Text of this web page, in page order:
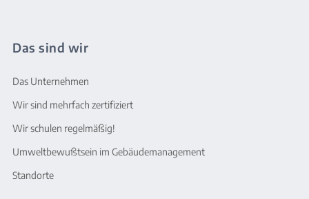
Das sind wir
Das Unternehmen
Wir sind mehrfach zertifiziert
Wir schulen regelmäßig!
Umweltbewußtsein im Gebäudemanagement
Standorte